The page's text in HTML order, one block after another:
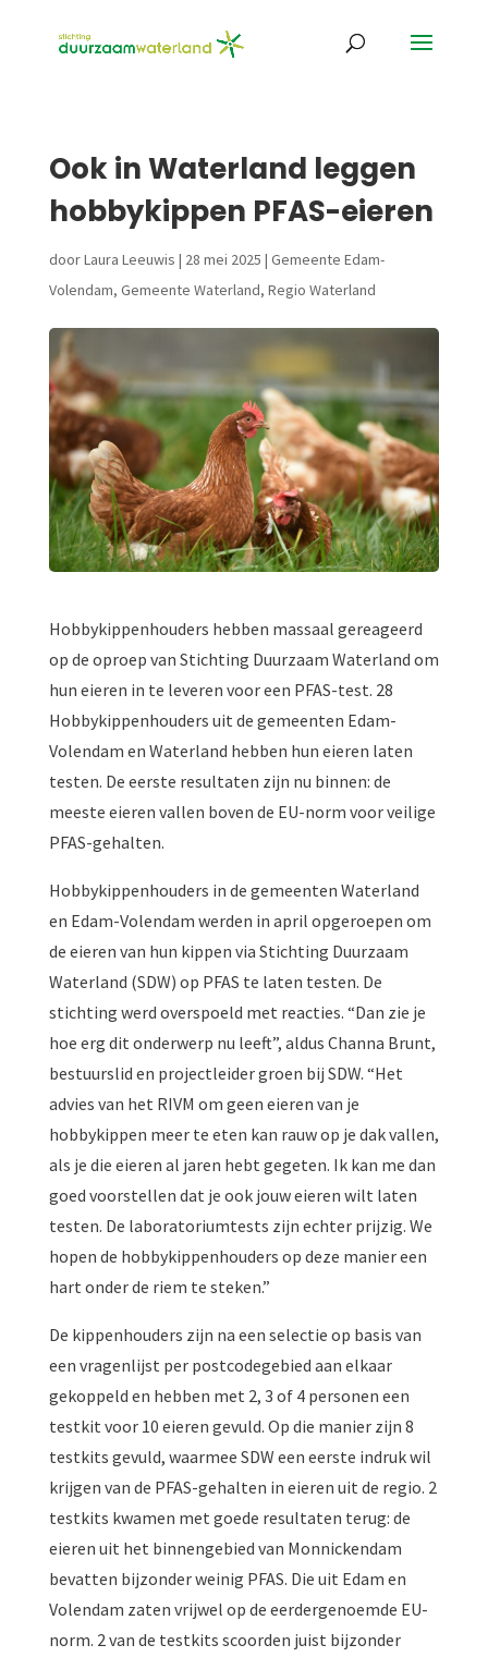
Ook in Waterland leggen
hobbykippen PFAS-eieren
doorLaura Leeuwis | 28 mei 2025 | Gemeente Edam-
Volendam, Gemeente Waterland, Regio Waterland
Hobbykippenhouders hebben massaal gereageerd
op de oproep van Stichting Duurzaam Waterland om
hun eieren in te leveren voor een PFAS-test. 28
Hobbykippenhouders uit de gemeenten Edam-
Volendam en Waterland hebben hun eieren laten
testen. De eerste resultaten zijn nu binnen: de
meeste eieren vallen boven de EU-norm voor veilige
PFAS-gehalten.
Hobbykippenhouders in de gemeenten Waterland
en Edam-Volendam werden in april opgeroepen om
de eieren van hun kippen via Stichting Duurzaam
Waterland (SDW) op PFAS te laten testen. De
stichting werd overspoeld met reacties. “Dan zie je
hoe erg dit onderwerp nu leeft”, aldus Channa Brunt,
bestuurslid en projectleider groen bij SDW. “Het
advies van het RIVM om geen eieren van je
hobbykippen meer te eten kan rauw op je dak vallen,
als je die eieren al jaren hebt gegeten. Ik kan me dan
goed voorstellen dat je ook jouw eieren wilt laten
testen. De laboratoriumtests zijn echter prijzig. We
hopen de hobbykippenhouders op deze manier een
hart onder de riem te steken.”
De kippenhouders zijn na een selectie op basis van
een vragenlijst per postcodegebied aan elkaar
gekoppeld en hebben met 2, 3 of 4 personen een
testkit voor 10 eieren gevuld. Op die manier zijn 8
testkits gevuld, waarmee SDW een eerste indruk wil
krijgen van de PFAS-gehalten in eieren uit de regio. 2
testkits kwamen met goede resultaten terug: de
eieren uit het binnengebied van Monnickendam
bevatten bijzonder weinig PFAS. Die uit Edam en
Volendam zaten vrijwel op de eerdergenoemde EU-
norm. 2 van de testkits scoorden juist bijzonder